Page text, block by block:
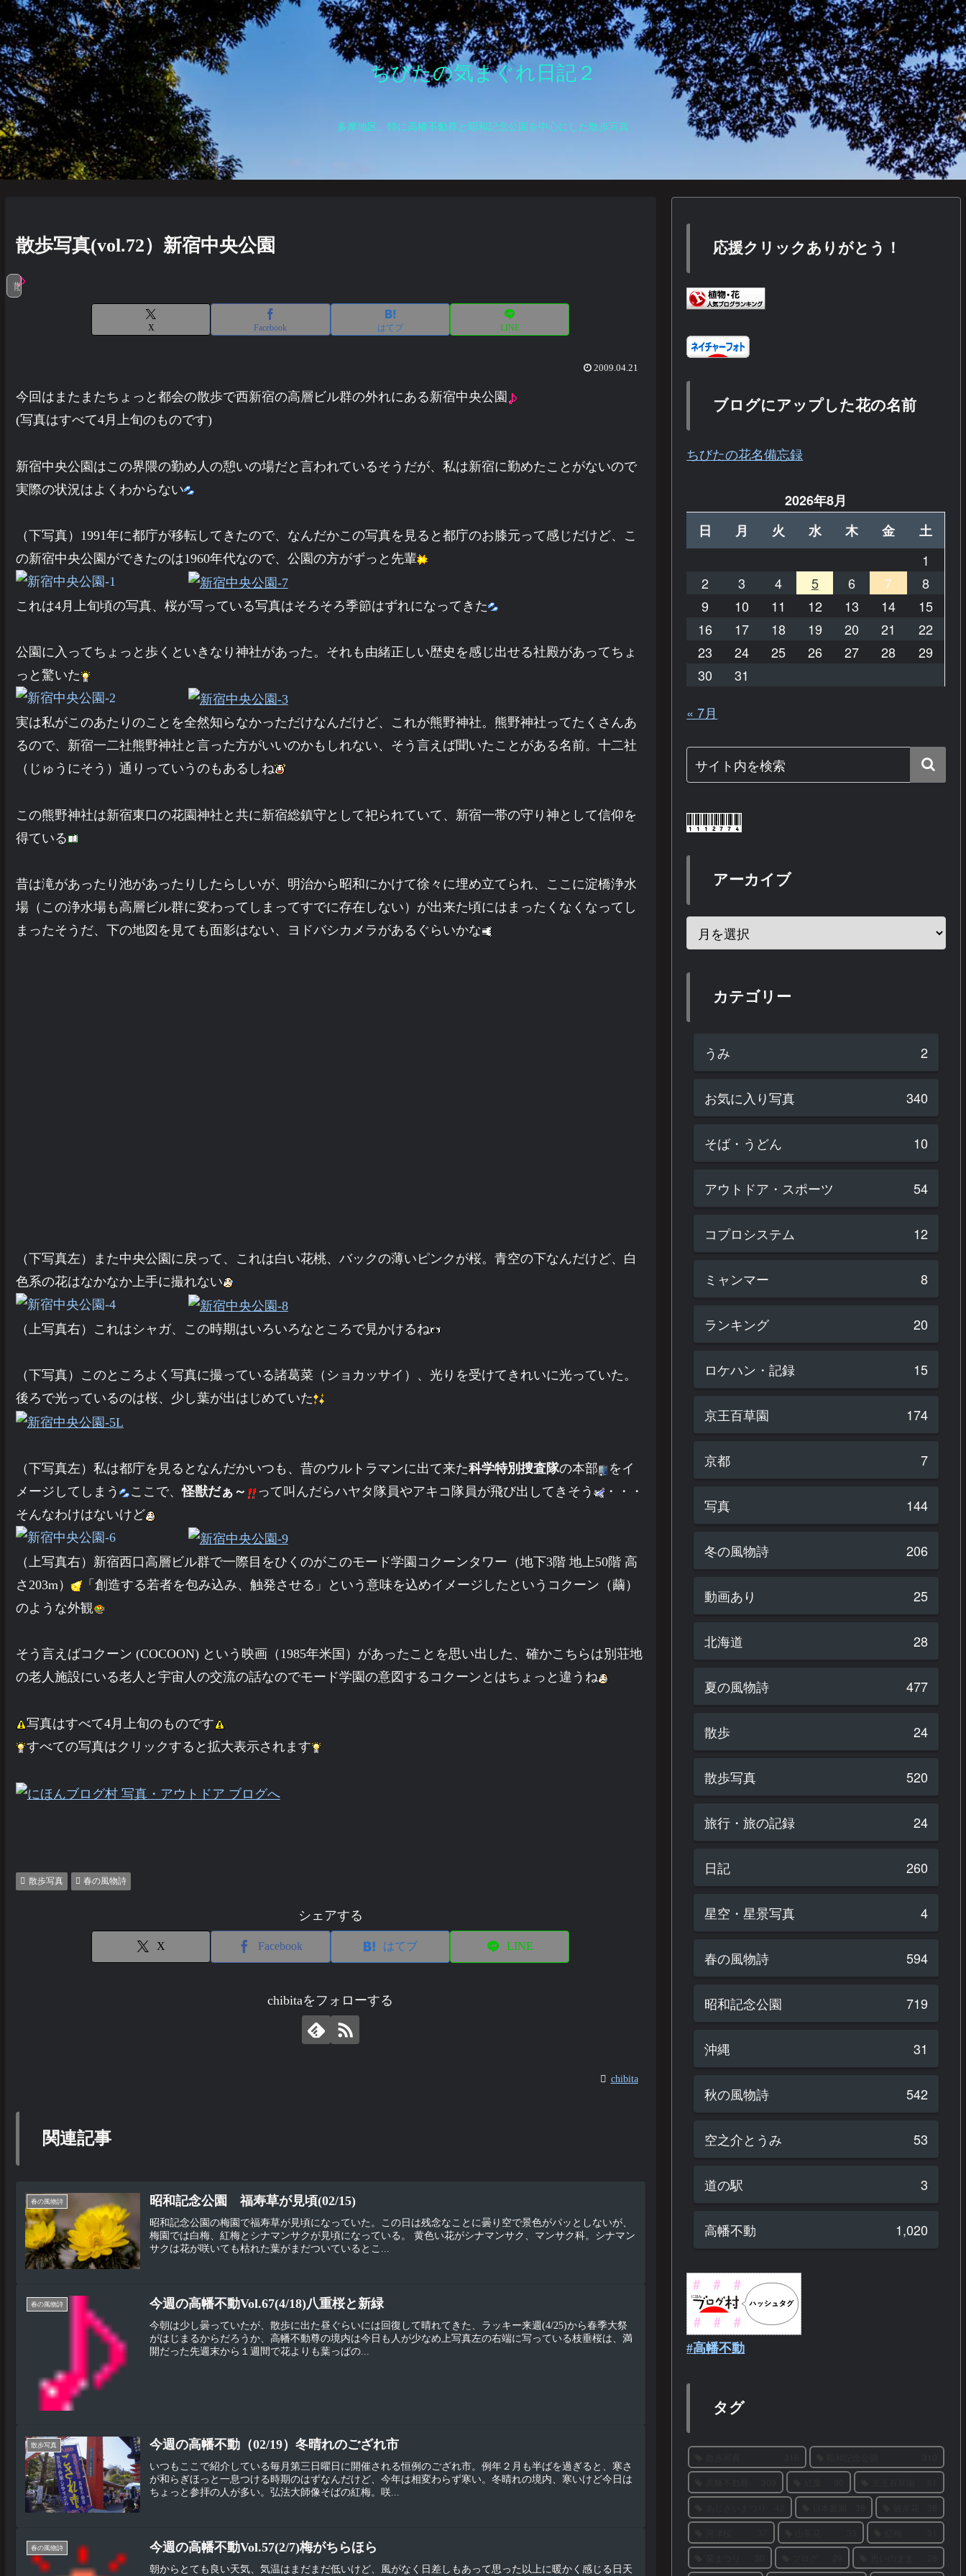
ちびたの気まぐれ日記２
多摩地区、特に高幡不動尊と昭和記念公園を中心にした散歩写真
散歩写真(vol.72）新宿中央公園
散歩写真
X Facebook はてブ LINE
2009.04.21
今回はまたまたちょっと都会の散歩で西新宿の高層ビル群の外れにある新宿中央公園
(写真はすべて4月上旬のものです)
新宿中央公園はこの界隈の勤め人の憩いの場だと言われているそうだが、私は新宿に勤めたことがないので
実際の状況はよくわからない
（下写真）1991年に都庁が移転してきたので、なんだかこの写真を見ると都庁のお膝元って感じだけど、こ
の新宿中央公園ができたのは1960年代なので、公園の方がずっと先輩
これは4月上旬頃の写真、桜が写っている写真はそろそろ季節はずれになってきた
公園に入ってちょっと歩くといきなり神社があった。それも由緒正しい歴史を感じ出せる社殿があってちょ
っと驚いた
実は私がこのあたりのことを全然知らなかっただけなんだけど、これが熊野神社。熊野神社ってたくさんあ
るので、新宿一二社熊野神社と言った方がいいのかもしれない、そう言えば聞いたことがある名前。十二社
（じゅうにそう）通りっていうのもあるしね
この熊野神社は新宿東口の花園神社と共に新宿総鎮守として祀られていて、新宿一帯の守り神として信仰を
得ている
昔は滝があったり池があったりしたらしいが、明治から昭和にかけて徐々に埋め立てられ、ここに淀橋浄水
場（この浄水場も高層ビル群に変わってしまってすでに存在しない）が出来た頃にはまったくなくなってし
まったそうだ、下の地図を見ても面影はない、ヨドバシカメラがあるぐらいかな
（下写真左）また中央公園に戻って、これは白い花桃、バックの薄いピンクが桜。青空の下なんだけど、白
色系の花はなかなか上手に撮れない
（上写真右）これはシャガ、この時期はいろいろなところで見かけるね
（下写真）このところよく写真に撮っている諸葛菜（ショカッサイ）、光りを受けてきれいに光っていた。
後ろで光っているのは桜、少し葉が出はじめていた
（下写真左）私は都庁を見るとなんだかいつも、昔のウルトラマンに出て来た科学特別捜査隊の本部
をイ
メージしてしまう
ここで、怪獣だぁ～ って叫んだらハヤタ隊員やアキコ隊員が飛び出してきそう
・・・
そんなわけはないけど
（上写真右）新宿西口高層ビル群で一際目をひくのがこのモード学園コクーンタワー（地下3階 地上50階 高
さ203m）
「創造する若者を包み込み、触発させる」という意味を込めイメージしたというコクーン（繭）
のような外観
そう言えばコクーン (COCOON) という映画（1985年米国）があったことを思い出した、確かこちらは別荘地
の老人施設にいる老人と宇宙人の交流の話なのでモード学園の意図するコクーンとはちょっと違うね
写真はすべて4月上旬のものです
すべての写真はクリックすると拡大表示されます
散歩写真 春の風物詩
シェアする
X Facebook はてブ LINE
chibitaをフォローする
chibita
関連記事
春の風物詩 昭和記念公園 福寿草が見頃(02/15)
昭和記念公園の梅園で福寿草が見頃になっていた。この日は残念なことに曇り空で景色がパッとしないが、
梅園では白梅、紅梅とシナマンサクが見頃になっている。 黄色い花がシナマンサク、マンサク科。シナマン
サクは花が咲いても枯れた葉がまだついているとこ...
春の風物詩 今週の高幡不動Vol.67(4/18)八重桜と新緑
今朝は少し曇っていたが、散歩に出た昼ぐらいには回復して晴れてきた、ラッキー来週(4/25)から春季大祭
がはじまるからだろうか、高幡不動尊の境内は今日も人が少なめ上写真左の右端に写っている枝垂桜は、満
開だった先週末から１週間で花よりも葉っぱの...
散歩写真 今週の高幡不動（02/19）冬晴れのござれ市
いつもここで紹介している毎月第三日曜日に開催される恒例のござれ市。例年２月も半ばを過ぎると、寒さ
が和らぎほっと一息つける時期のはずなんだけど、今年は相変わらず寒い。冬晴れの境内、寒いけど今日は
ちょっと参拝の人が多い。弘法大師像そばの紅梅。咲...
春の風物詩 今週の高幡不動Vol.57(2/7)梅がちらほら
朝からとても良い天気、気温はまだまだ低いけど、風がなく日差しもあって思った以上に暖かく感じる日天
応援クリックありがとう！
ブログにアップした花の名前
ちびたの花名備忘録
2026年8月
日
月 火 水 木 金
土
1
2
3 4 5 6 7
8
9
10 11 12 13 14
15
16
17 18 19 20 21
22
23
24 25 26 27 28
29
30
31
« 7月
アーカイブ
カテゴリー
うみ 2
お気に入り写真 340
そば・うどん 10
アウトドア・スポーツ 54
コプロシステム 12
ミャンマー 8
ランキング 20
ロケハン・記録 15
京王百草園 174
京都 7
写真 144
冬の風物詩 206
動画あり 25
北海道 28
夏の風物詩 477
散歩 24
散歩写真 520
旅行・旅の記録 24
日記 260
星空・星景写真 4
春の風物詩 594
昭和記念公園 719
沖縄 31
秋の風物詩 542
空之介とうみ 53
道の駅 3
高幡不動 1,020
#高幡不動
タグ